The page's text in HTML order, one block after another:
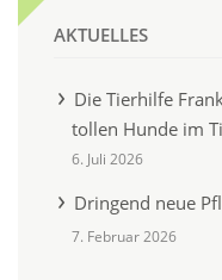
AKTUELLES
Die Tierhilfe
tollen Hunde im
6. Juli 2026
Dringend neue
7. Februar 2026